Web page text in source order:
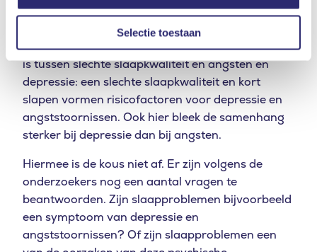
Selectie toestaan
Onbeantwoord
Ook uit een ander groot Nederlands onderzoek,
onder 2.981 deelnemers, bleek dat er een relatie
is tussen slechte slaapkwaliteit en angsten en
depressie: een slechte slaapkwaliteit en kort
slapen vormen risicofactoren voor depressie en
angststoornissen. Ook hier bleek de samenhang
sterker bij depressie dan bij angsten.
Hiermee is de kous niet af. Er zijn volgens de
onderzoekers nog een aantal vragen te
beantwoorden. Zijn slaapproblemen bijvoorbeeld
een symptoom van depressie en
angststoornissen? Of zijn slaapproblemen een